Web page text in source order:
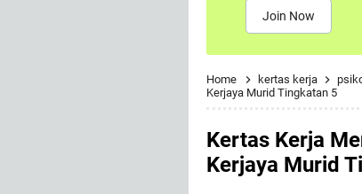
Join Now
Home kertas kerja
Kerjaya Murid Tingkatan 5
Kertas Kerja
Kerjaya Murid